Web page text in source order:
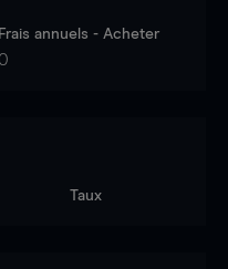
Frais annuels - Acheter
0
Taux